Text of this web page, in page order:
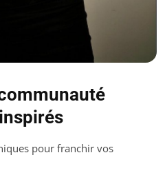
pour franchir vos